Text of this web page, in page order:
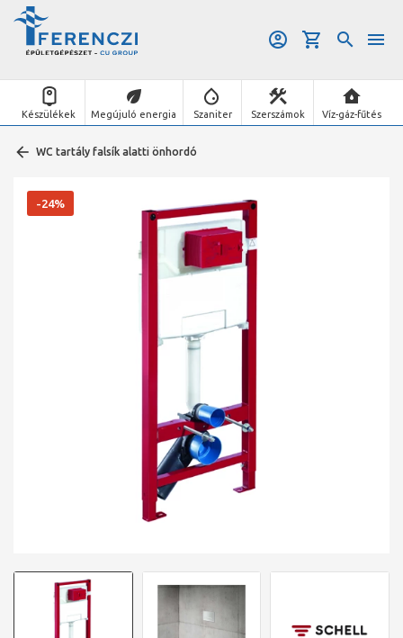
Készülékek Megújuló energia Szaniter Szerszámok Víz-gáz-fűtés
WC tartály falsík alatti önhordó
-24%